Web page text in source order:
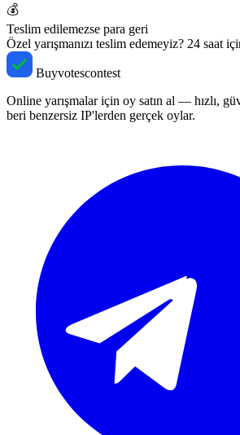
💰
Teslim edilemezse para geri
Özel yarışmanızı teslim edemeyiz? 24 saat
Buyvotescontest
Online yarışmalar için oy satın al — hızlı,
beri benzersiz IP'lerden gerçek oylar.